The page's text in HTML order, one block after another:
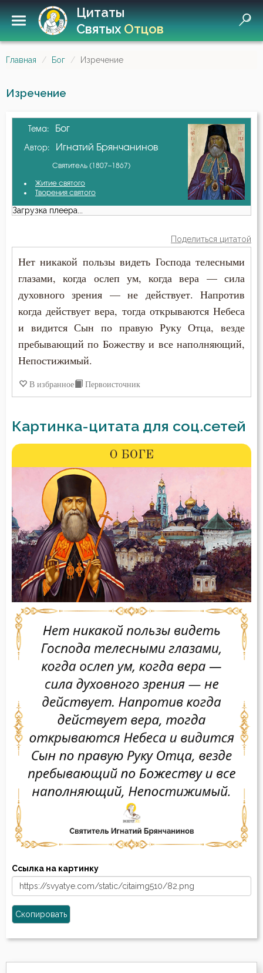
Цитаты
СвятыхОтцов
Главная Бог Изречение
Изречение
Тема: Бог
Автор: Игнатий Брянчанинов
Святитель (1807–1867)
Житие святого
Творения святого
Загрузка плеера...
Поделиться цитатой
Нет никакой пользы видеть Господа телесными
глазами, когда ослеп ум, когда вера — сила
духовного зрения — не действует. Напротив
когда действует вера, тогда открываются Небеса
и видится Сын по правую Руку Отца, везде
пребывающий по Божеству и все наполняющий,
Непостижимый.
В избранное Первоисточник
Картинка-цитата для соц.сетей
Ссылка на картинку
Скопировать